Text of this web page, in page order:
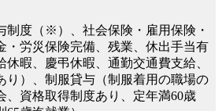
制度（※）、社会保険・雇用保険・
・労災保険完備、残業、休出手当有
休暇、慶弔休暇、通勤交通費支給、
）、制服貸与（制服着用の職場の
、資格取得制度あり、定年満60歳